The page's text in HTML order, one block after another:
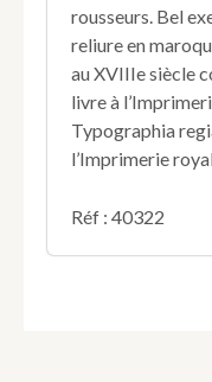
rousseurs. Bel
reliure en
au XVIIIe siècle
livre à
Typographia
l’Imprimerie
Réf : 40322